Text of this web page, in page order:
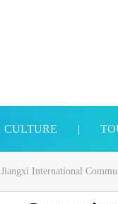
CULTURE |
Jiangxi International